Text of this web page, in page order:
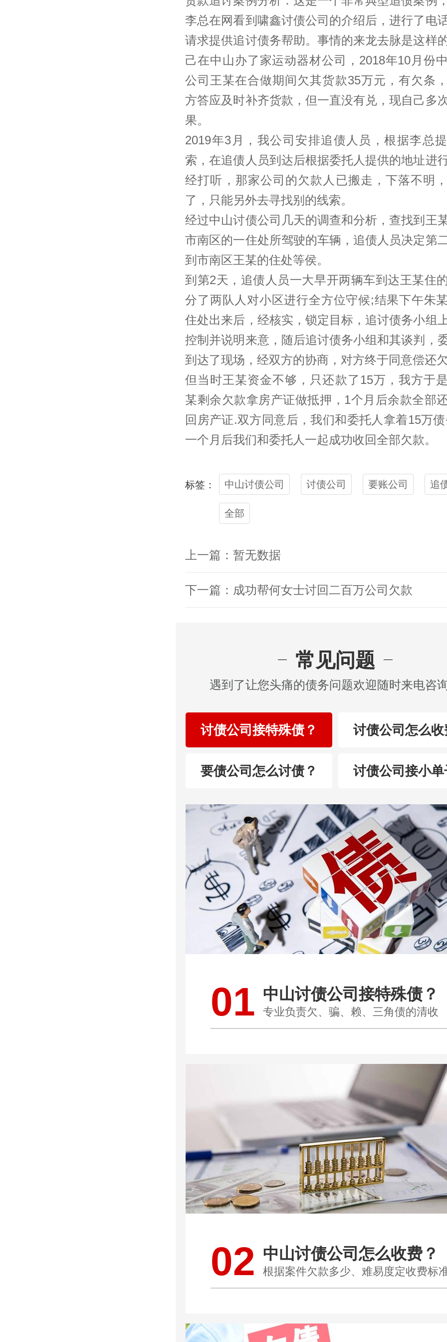
李总在网看到啸鑫讨债公司 的介绍后，进行了电
请求提供追讨债务帮助。事情的来龙去脉是这样
己在中山办了家运动器材公司，2018年10月份
公司王某在合做期间欠其货款35万元，有欠条
方答应及时补齐货款，但一直没有兑，现自己多
果。
2019年3月，我公司安排追债人员，根据李总
索，在追债人员到达后根据委托人提供的地址进
经打听，那家公司的欠款人已搬走，下落不明
了，只能另外去寻找别的线索。
经过中山讨债公司 几天的调查和分析，查找到王
市南区的一住处所驾驶的车辆，追债人员决定第
到市南区王某的住处等侯。
到第2天，追债人员一大早开两辆车到达王某住
分了两队人对小区进行全方位守候;结果下午朱
住处出来后，经核实，锁定目标，追讨债务小组
控制并说明来意，随后追讨债务小组和其谈判，
到达了现场，经双方的协商，对方终于同意偿还
但当时王某资金不够，只还款了15万，我方于
某剩余欠款拿房产证做抵押，1个月后余款全部
回房产证.双方同意后，我们和委托人拿着15万
一个月后我们和委托人一起成功收回全部欠款。
标签： 中山讨债公司 讨债公司 要账公司 追
全部
上一篇：暂无数据
下一篇：成功帮何女士讨回二百万公司欠款
常见问题
遇到了让您头痛的债务问题欢迎随时来电咨
讨债公司接特殊债？ 讨债公司怎么
要债公司怎么讨债？ 讨债公司接小
01 中山讨债公司接特殊债？
专业负责欠、骗、赖、三角债的清收
02 中山讨债公司怎么收费？
根据案件欠款多少、难易度定收费标